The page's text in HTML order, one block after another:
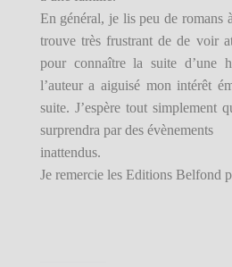
En général, je lis peu de romans
trouve très frustrant de de voir
pour connaître la suite d’une
l’auteur a aiguisé mon intérêt
suite. J’espère tout simplement
surprendra par des évènements
inattendus.
Je remercie les Editions Belfond